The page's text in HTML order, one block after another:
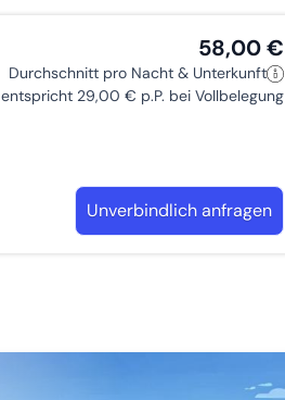
58,00 €
Durchschnitt pro Nacht & Unterkunft
entspricht 29,00 € p.P. bei Vollbelegung
Unverbindlich anfragen